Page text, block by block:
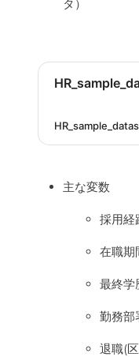
タ）
主な変数
採用経
在職期
最終学
勤務部
退職(